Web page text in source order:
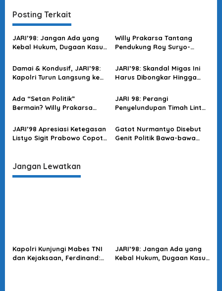
g
a
s
p
s
Posting Terkait
JARI’98: Jangan Ada yang
Kebal Hukum, Dugaan Kasus
Tuntas
Willy Prakarsa Tantang
Pendukung Roy Suryo-
di Meja Hijau?
Damai & Kondusif, JARI’98:
Kapolri Turun Langsung ke
Day
JARI’98: Skandal Migas Ini
Harus Dibongkar Hingga
Ada “Setan Politik”
Bermain? Willy Prakarsa
Tersembunyi
JARI 98: Perangi
Penyelundupan Timah Lintas
Langkah Dittipidter!
JARI’98 Apresiasi Ketegasan
Listyo Sigit Prabowo Copot
Gatot Nurmantyo Disebut
Genit Politik Bawa-bawa
Jangan Lewatkan
Kapolri Kunjungi Mabes TNI
dan Kejaksaan, Ferdinand:
JARI’98: Jangan Ada yang
Kebal Hukum, Dugaan Kasus